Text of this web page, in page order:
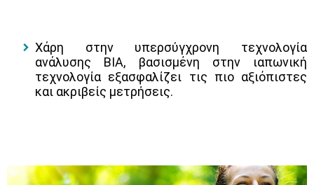
Χάρη στην υπερσύγχρονη τεχνολογία
ανάλυσης ΒΙΑ, βασισμένη στην ιαπωνική
τεχνολογία εξασφαλίζει τις πιο αξιόπιστες
και ακριβείς μετρήσεις.